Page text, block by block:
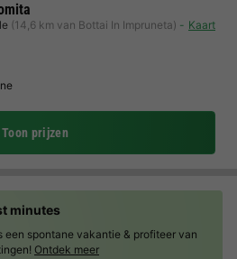
(14,6 km van Bottai In Impruneta)
Kaart
Toon prijzen
minutes
een spontane vakantie & profiteer van
Ontdek meer